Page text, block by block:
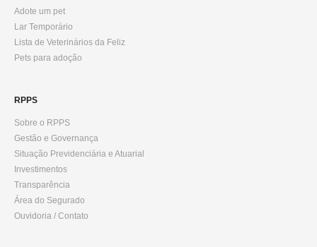
Adote um pet
Lar Temporário
Lista de Veterinários da Feliz
Pets para adoção
RPPS
Sobre o RPPS
Gestão e Governança
Situação Previdenciária e Atuarial
Investimentos
Transparência
Área do Segurado
Ouvidoria / Contato